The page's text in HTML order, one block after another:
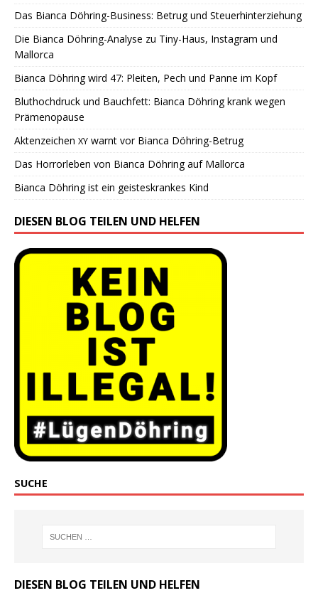
Das Bianca Döhring-Business: Betrug und Steuerhinterziehung
Die Bianca Döhring-Analyse zu Tiny-Haus, Instagram und
Mallorca
Bianca Döhring wird 47: Pleiten, Pech und Panne im Kopf
Bluthochdruck und Bauchfett: Bianca Döhring krank wegen
Prämenopause
Aktenzeichen XY warnt vor Bianca Döhring-Betrug
Das Horrorleben von Bianca Döhring auf Mallorca
Bianca Döhring ist ein geisteskrankes Kind
DIESEN BLOG TEILEN UND HELFEN
SUCHE
DIESEN BLOG TEILEN UND HELFEN